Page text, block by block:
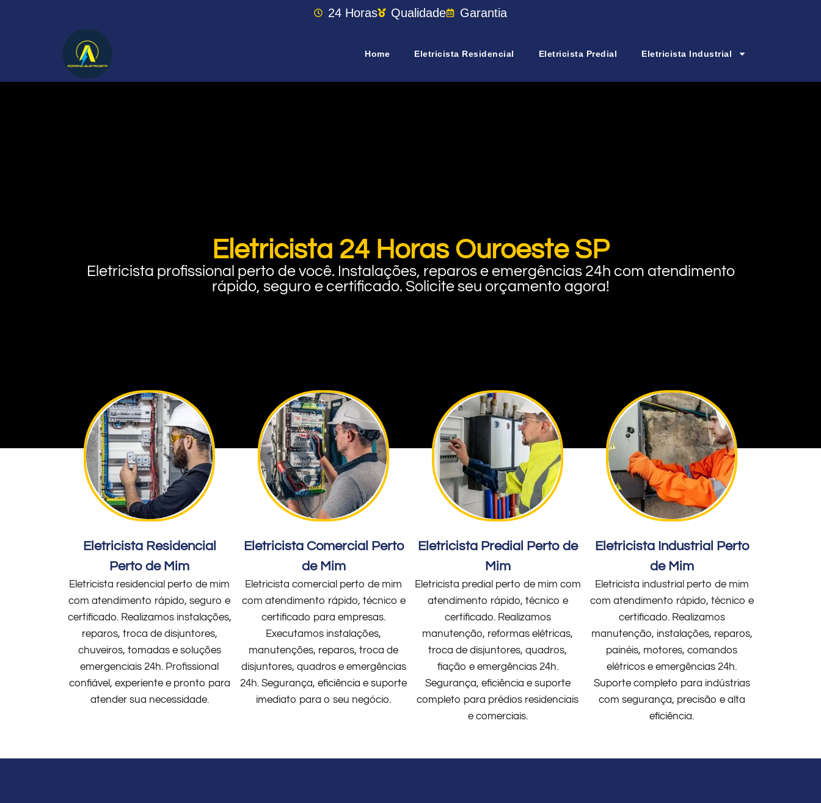
24 Horas Qualidade Garantia
Home Eletricista Residencial Eletricista Predial Eletricista Industrial
Eletricista 24 Horas Ouroeste SP
Eletricista profissional perto de você. Instalações, reparos e emergências 24h com atendimento
rápido, seguro e certificado. Solicite seu orçamento agora!
Eletricista Residencial
Perto de Mim
Eletricista residencial perto de mim
com atendimento rápido, seguro e
certificado. Realizamos instalações,
reparos, troca de disjuntores,
chuveiros, tomadas e soluções
emergenciais 24h. Profissional
confiável, experiente e pronto para
atender sua necessidade.
Eletricista Comercial Perto
de Mim
Eletricista comercial perto de mim
com atendimento rápido, técnico e
certificado para empresas.
Executamos instalações,
manutenções, reparos, troca de
disjuntores, quadros e emergências
24h. Segurança, eficiência e suporte
imediato para o seu negócio.
Eletricista Predial Perto de
Mim
Eletricista predial perto de mim com
atendimento rápido, técnico e
certificado. Realizamos
manutenção, reformas elétricas,
troca de disjuntores, quadros,
fiação e emergências 24h.
Segurança, eficiência e suporte
completo para prédios residenciais
e comerciais.
Eletricista Industrial Perto
de Mim
Eletricista industrial perto de mim
com atendimento rápido, técnico e
certificado. Realizamos
manutenção, instalações, reparos,
painéis, motores, comandos
elétricos e emergências 24h.
Suporte completo para indústrias
com segurança, precisão e alta
eficiência.